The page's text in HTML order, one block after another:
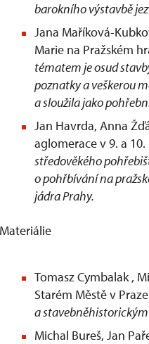
barokního výstavbě
Jana Maříková-
Marie na Pražském
tématem je osud
poznatky a veškerou
a sloužila jako
Jan Havrda, Anna
aglomerace v 9. a
středověkého
o pohřbívání na
jádra Prahy.
Tomasz Cymbalak ,
Starém Městě v
a
Michal Bureš, Jan